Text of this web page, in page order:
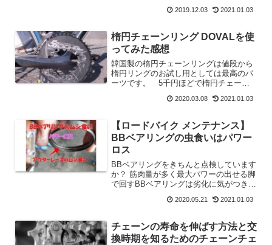
2019.12.03 2021.01.03
楕円チェーンリング DOVALを使
ってみた感想
韓国製の楕円チェーンリングは値段から
楕円リングのお試し用としては最高のパ
ーツです。 5千円ほどで楕円チェーン
らばROTORなどの高級品を買う判断が
人と合わない人がいます。 私は合わない
ほうのタイプでした。 合わない理由を1
年間使ったうえで記事にしました。参考
にしてください。
2020.03.08 2021.01.03
【ロードバイク メンテナンス】
BBベアリングの虫食いはパワー
ロス
BBベアリングをきちんと点検しています
か？ 筋肉量が多く最大パワーの出せる脚
で回すBBベアリングは劣化に気がつきに
必要です。 ムシ食いベアリングの現実を
グは傷みやすいです。
2020.05.21 2021.01.03
チェーンの寿命を伸ばす方法と交
換時期を知るためのチェーンチェ